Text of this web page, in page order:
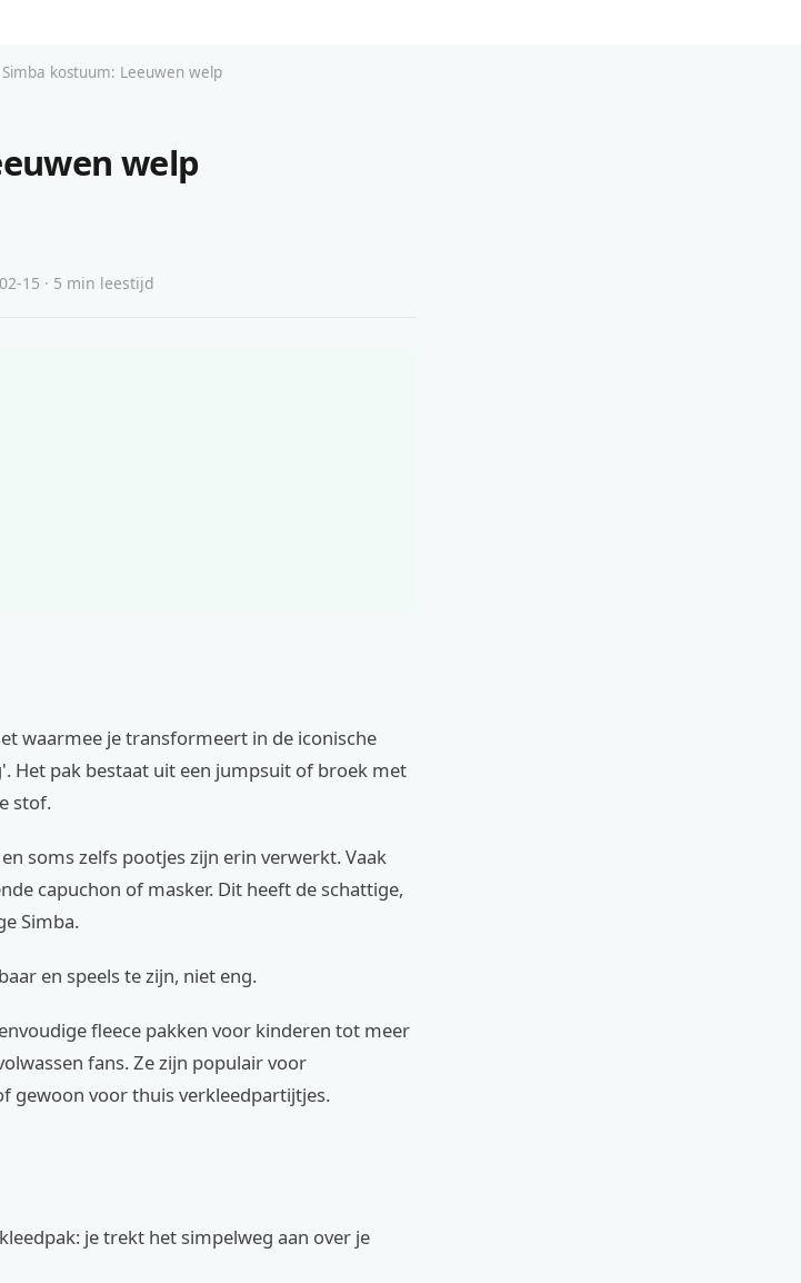
Simba kostuum: Leeuwen welp
welp
15 · 5 min leestijd
waarmee je transformeert in de iconische
Het pak bestaat uit een jumpsuit of broek met
stof.
soms zelfs pootjes zijn erin verwerkt. Vaak
capuchon of masker. Dit heeft de schattige,
Simba.
en speels te zijn, niet eng.
fleece pakken voor kinderen tot meer
fans. Ze zijn populair voor
gewoon voor thuis verkleedpartijtjes.
je trekt het simpelweg aan over je